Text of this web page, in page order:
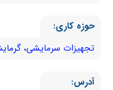
حوزه کاری:
تجهیزات سرمایشی،
آدرس: